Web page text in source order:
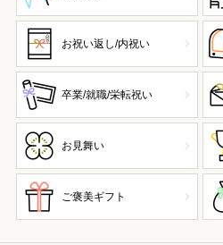
お祝い返し/内祝い
卒業/就職/栄転祝い
お見舞い
ご褒美ギフト